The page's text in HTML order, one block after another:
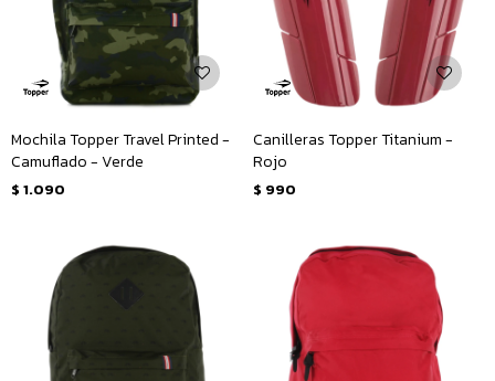
Mochila Topper Travel Printed -
Camuflado - Verde
$ 1.090
Canilleras Topper Titanium -
Rojo
$ 990